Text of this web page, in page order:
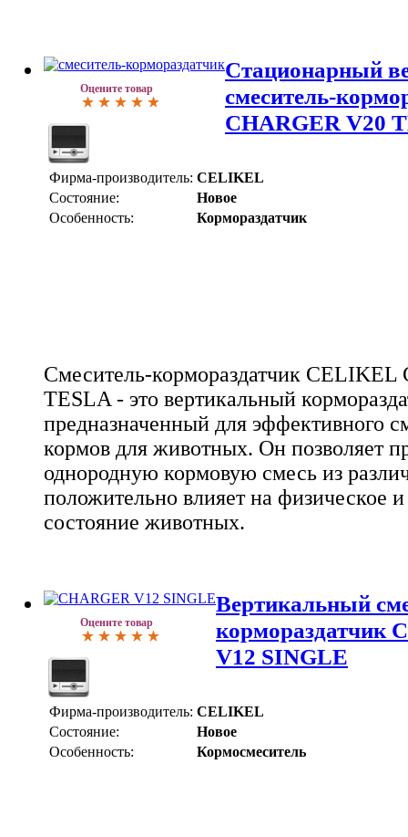
Оцените товар
Стационарный
смеситель-
CHARGER V20
Фирма-производитель: CELIKEL
Состояние:
Новое
Особенность:
Кормораздатчик
Смеситель-кормораздатчик CELIKEL
TESLA - это вертикальный
предназначенный для эффективного
кормов для животных. Он позволяет
однородную кормовую смесь из
положительно влияет на физическое
состояние животных.
Оцените товар
Вертикальный
кормораздатчик
V12 SINGLE
Фирма-производитель: CELIKEL
Состояние:
Новое
Особенность:
Кормосмеситель